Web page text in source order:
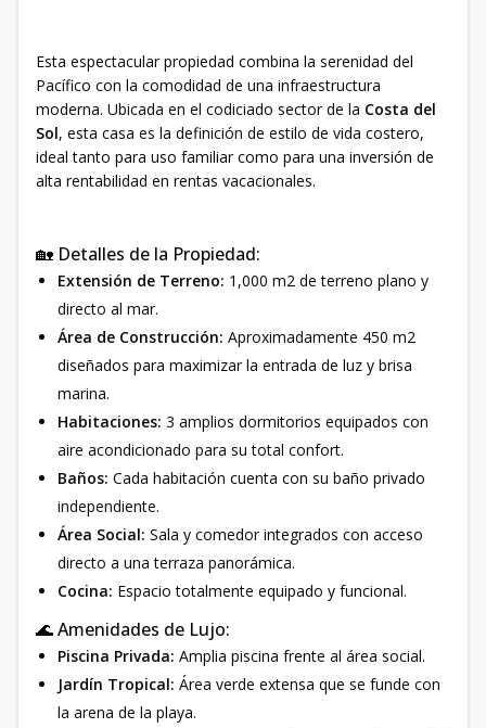
Esta espectacular propiedad combina la serenidad del
Pacífico con la comodidad de una infraestructura
moderna. Ubicada en el codiciado sector de la Costa del
Sol, esta casa es la definición de estilo de vida costero,
ideal tanto para uso familiar como para una inversión de
alta rentabilidad en rentas vacacionales.
🏡 Detalles de la Propiedad:
Extensión de Terreno: 1,000 m2 de terreno plano y
directo al mar.
Área de Construcción: Aproximadamente 450 m2
diseñados para maximizar la entrada de luz y brisa
marina.
Habitaciones: 3 amplios dormitorios equipados con
aire acondicionado para su total confort.
Baños: Cada habitación cuenta con su baño privado
independiente.
Área Social: Sala y comedor integrados con acceso
directo a una terraza panorámica.
Cocina: Espacio totalmente equipado y funcional.
🌊 Amenidades de Lujo:
Piscina Privada: Amplia piscina frente al área social.
Jardín Tropical: Área verde extensa que se funde con
la arena de la playa.